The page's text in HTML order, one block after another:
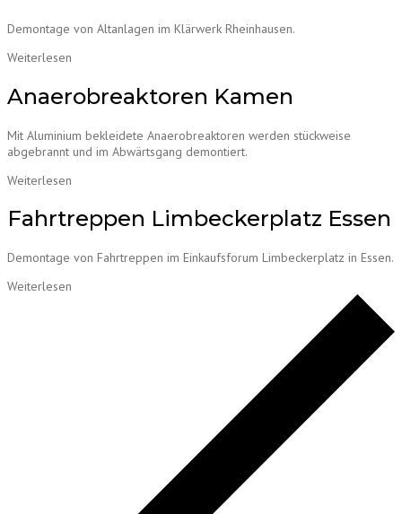
Demontage von Altanlagen im Klärwerk Rheinhausen.
Weiterlesen
Anaerobreaktoren Kamen
Mit Aluminium bekleidete Anaerobreaktoren werden stückweise
abgebrannt und im Abwärtsgang demontiert.
Weiterlesen
Fahrtreppen Limbeckerplatz Essen
Demontage von Fahrtreppen im Einkaufsforum Limbeckerplatz in Essen.
Weiterlesen